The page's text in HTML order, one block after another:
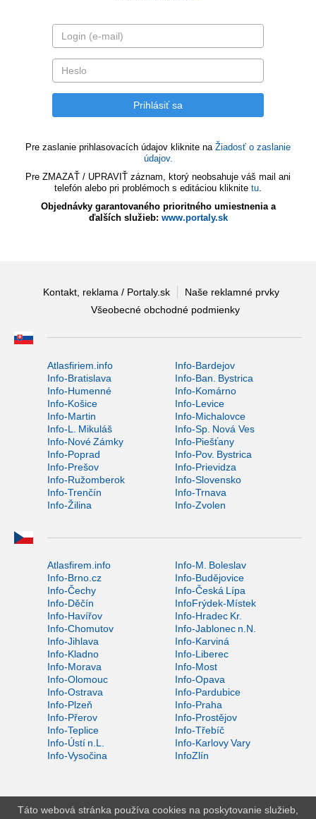
Pre zaslanie prihlasovacích údajov kliknite na Žiadosť o zaslanie
údajov.
Pre ZMAZAŤ / UPRAVIŤ záznam, ktorý neobsahuje váš mail ani
telefón alebo pri problémoch s editáciou kliknite tu.
Objednávky garantovaného prioritného umiestnenia a
ďalších služieb: www.portaly.sk
Kontakt, reklama / Portaly.sk
Naše reklamné prvky
Všeobecné obchodné podmienky
Atlasfiriem.info
Info-Bardejov
Info-Bratislava
Info-Ban. Bystrica
Info-Humenné
Info-Komárno
Info-Košice
Info-Levice
Info-Martin
Info-Michalovce
Info-L. Mikuláš
Info-Sp. Nová Ves
Info-Nové Zámky
Info-Piešťany
Info-Poprad
Info-Pov. Bystrica
Info-Prešov
Info-Prievidza
Info-Ružomberok
Info-Slovensko
Info-Trenčín
Info-Trnava
Info-Žilina
Info-Zvolen
Atlasfirem.info
Info-M. Boleslav
Info-Brno.cz
Info-Budějovice
Info-Čechy
Info-Česká Lípa
Info-Děčín
InfoFrýdek-Místek
Info-Havířov
Info-Hradec Kr.
Info-Chomutov
Info-Jablonec n.N.
Info-Jihlava
Info-Karviná
Info-Kladno
Info-Liberec
Info-Morava
Info-Most
Info-Olomouc
Info-Opava
Info-Ostrava
Info-Pardubice
Info-Plzeň
Info-Praha
Info-Přerov
Info-Prostějov
Info-Teplice
Info-Třebíč
Info-Ústí n.L.
Info-Karlovy Vary
Info-Vysočina
InfoZlín
Táto webová stránka používa cookies na poskytovanie služieb,